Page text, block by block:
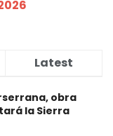
Latest
obra
la Sierra